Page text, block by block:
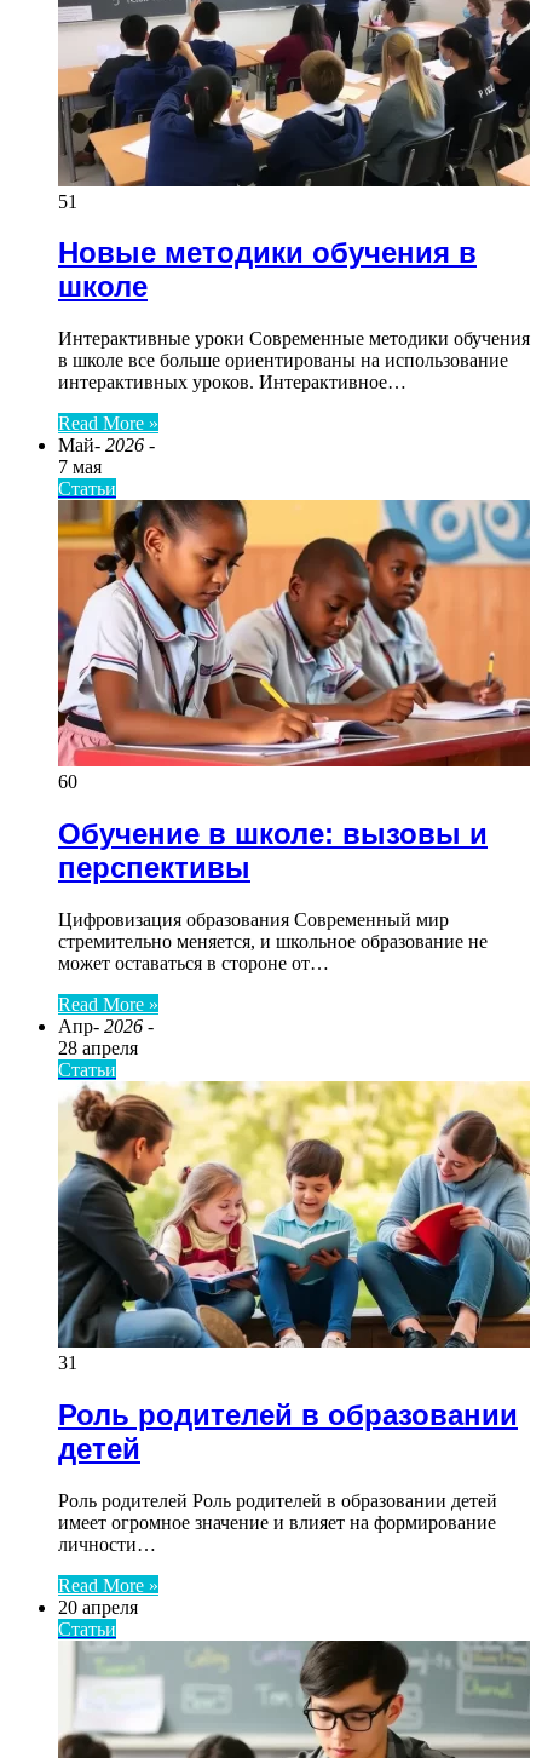
51
Новые методики обучения в
школе
Интерактивные уроки Современные методики обучения
в школе все больше ориентированы на использование
интерактивных уроков. Интерактивное…
Read More »
Май- 2026 -
7 мая
Статьи
60
Обучение в школе: вызовы и
перспективы
Цифровизация образования Современный мир
стремительно меняется, и школьное образование не
может оставаться в стороне от…
Read More »
Апр- 2026 -
28 апреля
Статьи
31
Роль родителей в образовании
детей
Роль родителей Роль родителей в образовании детей
имеет огромное значение и влияет на формирование
личности…
Read More »
20 апреля
Статьи